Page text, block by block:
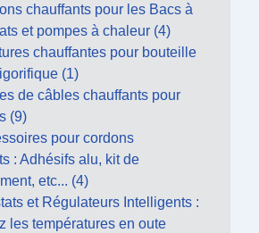
chauffants pour les Bacs à
et pompes à chaleur (4)
chauffantes pour bouteille
(1)
de câbles chauffants pour
(9)
pour cordons
: Adhésifs alu, kit de
etc... (4)
et Régulateurs Intelligents :
les températures en oute